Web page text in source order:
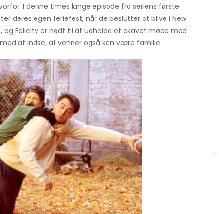
I denne times lange episode fra seriens første
deres egen feriefest, når de beslutter at blive i New
og Felicity er nødt til at udholde et akavet møde med
at indse, at venner også kan være familie.